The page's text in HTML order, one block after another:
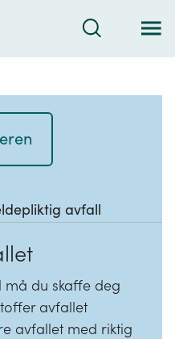
Søk
avfall
må du skaffe deg
avfallet
avfallet med riktig